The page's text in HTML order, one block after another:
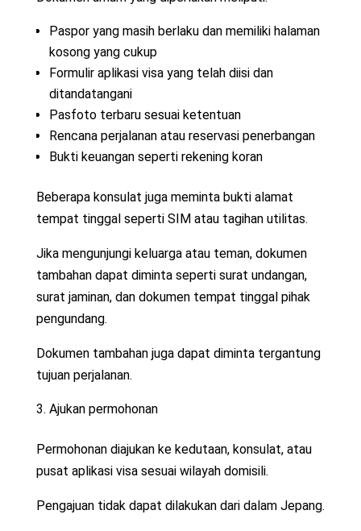
Paspor yang masih berlaku dan memiliki halaman
kosong yang cukup
Formulir aplikasi visa yang telah diisi dan
ditandatangani
Pasfoto terbaru sesuai ketentuan
Rencana perjalanan atau reservasi penerbangan
Bukti keuangan seperti rekening koran
Beberapa konsulat juga meminta bukti alamat
tempat tinggal seperti SIM atau tagihan utilitas.
Jika mengunjungi keluarga atau teman, dokumen
tambahan dapat diminta seperti surat undangan,
surat jaminan, dan dokumen tempat tinggal pihak
pengundang.
Dokumen tambahan juga dapat diminta tergantung
tujuan perjalanan.
Ajukan permohonan
Permohonan diajukan ke kedutaan, konsulat, atau
pusat aplikasi visa sesuai wilayah domisili.
Pengajuan tidak dapat dilakukan dari dalam Jepang.